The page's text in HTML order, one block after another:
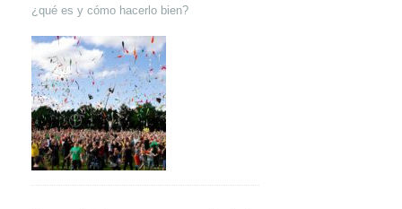
¿qué es y cómo hacerlo bien?